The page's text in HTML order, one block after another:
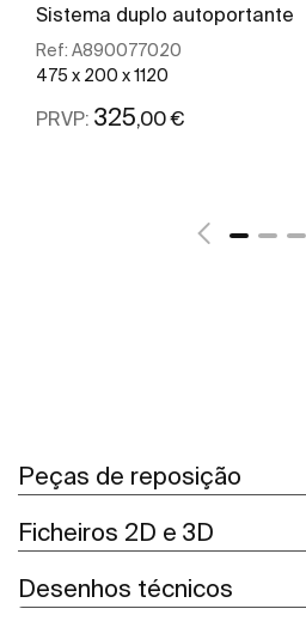
Sistema duplo autoportante
Ref: A890077020
475 x 200 x 1120
PRVP: 325,00 €
Peças de reposição
Ficheiros 2D e 3D
Desenhos técnicos